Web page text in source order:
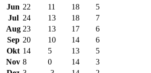
Jun 22 11 18
5
Jul 24 13 18
7
Aug 23 13 17
6
Sep 20 10 14
6
Okt 14 5 13
5
Nov 8 0 14
3